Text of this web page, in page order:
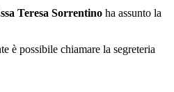
Teresa Sorrentino ha assunto la
è possibile chiamare la segreteria